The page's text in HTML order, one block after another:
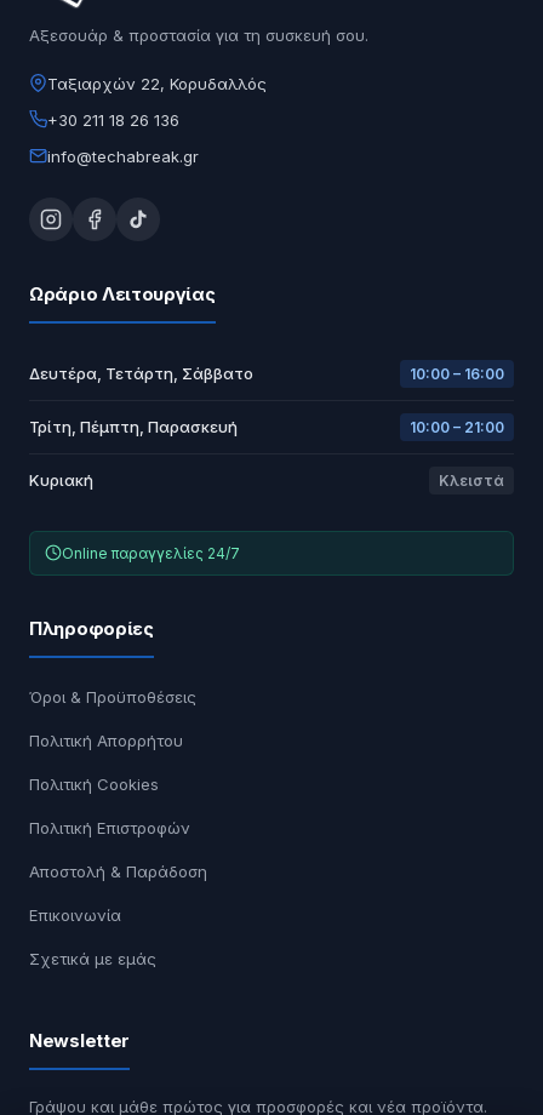
Αξεσουάρ & προστασία για τη συσκευή σου.
Ταξιαρχών 22, Κορυδαλλός
+30 211 18 26 136
info@techabreak.gr
Ωράριο Λειτουργίας
Δευτέρα, Τετάρτη, Σάββατο 10:00 – 16:00
Τρίτη, Πέμπτη, Παρασκευή 10:00 – 21:00
Κυριακή Κλειστά
Online παραγγελίες 24/7
Πληροφορίες
Όροι & Προϋποθέσεις
Πολιτική Απορρήτου
Πολιτική Cookies
Πολιτική Επιστροφών
Αποστολή & Παράδοση
Επικοινωνία
Σχετικά με εμάς
Newsletter
Γράψου και μάθε πρώτος για προσφορές και νέα προϊόντα.